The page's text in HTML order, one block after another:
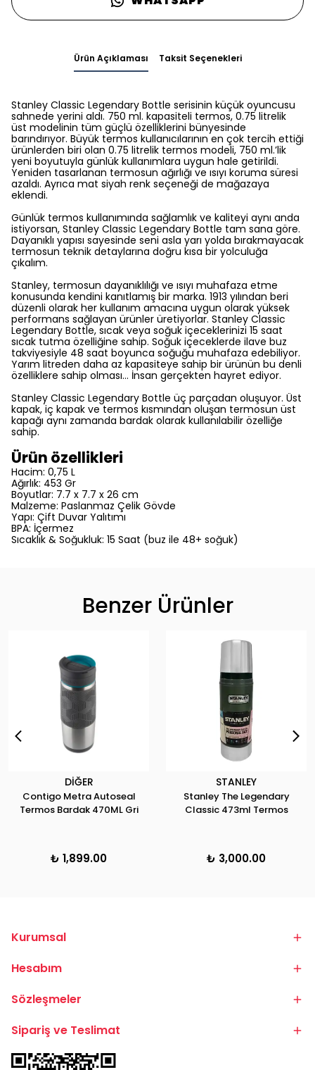
Ürün Açıklaması Taksit Seçenekleri
Stanley Classic Legendary Bottle serisinin küçük oyuncusu
sahnede yerini aldı. 750 ml. kapasiteli termos, 0.75 litrelik
üst modelinin tüm güçlü özelliklerini bünyesinde
barındırıyor. Büyük termos kullanıcılarının en çok tercih ettiği
ürünlerden biri olan 0.75 litrelik termos modeli, 750 ml.’lik
yeni boyutuyla günlük kullanımlara uygun hale getirildi.
Yeniden tasarlanan termosun ağırlığı ve ısıyı koruma süresi
azaldı. Ayrıca mat siyah renk seçeneği de mağazaya
eklendi.
Günlük termos kullanımında sağlamlık ve kaliteyi aynı anda
istiyorsan, Stanley Classic Legendary Bottle tam sana göre.
Dayanıklı yapısı sayesinde seni asla yarı yolda bırakmayacak
termosun teknik detaylarına doğru kısa bir yolculuğa
çıkalım.
Stanley, termosun dayanıklılığı ve ısıyı muhafaza etme
konusunda kendini kanıtlamış bir marka. 1913 yılından beri
düzenli olarak her kullanım amacına uygun olarak yüksek
performans sağlayan ürünler üretiyorlar. Stanley Classic
Legendary Bottle, sıcak veya soğuk içeceklerinizi 15 saat
sıcak tutma özelliğine sahip. Soğuk içeceklerde ilave buz
takviyesiyle 48 saat boyunca soğuğu muhafaza edebiliyor.
Yarım litreden daha az kapasiteye sahip bir ürünün bu denli
özelliklere sahip olması… İnsan gerçekten hayret ediyor.
Stanley Classic Legendary Bottle üç parçadan oluşuyor. Üst
kapak, iç kapak ve termos kısmından oluşan termosun üst
kapağı aynı zamanda bardak olarak kullanılabilir özelliğe
sahip.
Ürün özellikleri
Hacim: 0,75 L
Ağırlık: 453 Gr
Boyutlar: 7.7 x 7.7 x 26 cm
Malzeme: Paslanmaz Çelik Gövde
Yapı: Çift Duvar Yalıtımı
BPA: İçermez
Sıcaklık & Soğukluk: 15 Saat (buz ile 48+ soğuk)
Benzer Ürünler
DİĞER
Contigo Metra Autoseal
Termos Bardak 470ML Gri
₺ 1,899.00
STANLEY
Stanley The Legendary
Classic 473ml Termos
₺ 3,000.00
Kurumsal
Hesabım
Sözleşmeler
Sipariş ve Teslimat